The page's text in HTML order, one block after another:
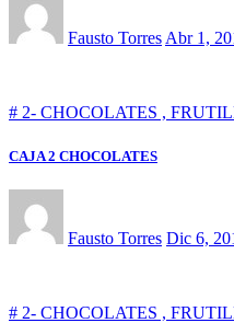
Fausto TorresAbr 1,
# 2- CHOCOLATES ,
CAJA 2 CHOCOLATES
Fausto Torres Dic 6,
# 2- CHOCOLATES ,